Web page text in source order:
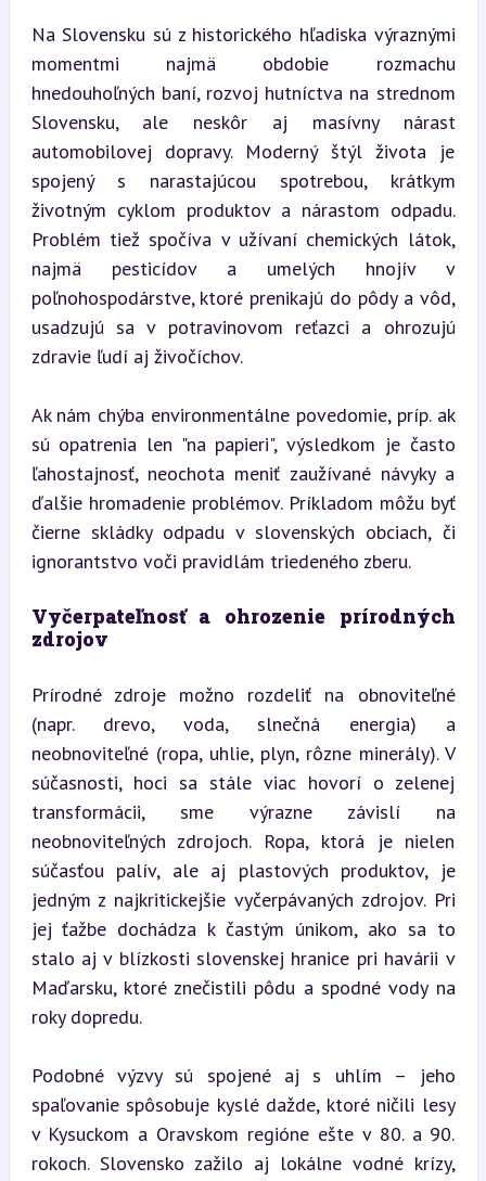
Na Slovensku sú z historického hľadiska výraznými
momentmi najmä obdobie rozmachu
hnedouhoľných baní, rozvoj hutníctva na strednom
Slovensku, ale neskôr aj masívny nárast
automobilovej dopravy. Moderný štýl života je
spojený s narastajúcou spotrebou, krátkym
životným cyklom produktov a nárastom odpadu.
Problém tiež spočíva v užívaní chemických látok,
najmä pesticídov a umelých hnojív v
poľnohospodárstve, ktoré prenikajú do pôdy a vôd,
usadzujú sa v potravinovom reťazci a ohrozujú
zdravie ľudí aj živočíchov.
Ak nám chýba environmentálne povedomie, príp. ak
sú opatrenia len "na papieri", výsledkom je často
ľahostajnosť, neochota meniť zaužívané návyky a
ďalšie hromadenie problémov. Príkladom môžu byť
čierne skládky odpadu v slovenských obciach, či
ignorantstvo voči pravidlám triedeného zberu.
Vyčerpateľnosť a ohrozenie prírodných
zdrojov
Prírodné zdroje možno rozdeliť na obnoviteľné
(napr. drevo, voda, slnečná energia) a
neobnoviteľné (ropa, uhlie, plyn, rôzne minerály). V
súčasnosti, hoci sa stále viac hovorí o zelenej
transformácii, sme výrazne závislí na
neobnoviteľných zdrojoch. Ropa, ktorá je nielen
súčasťou palív, ale aj plastových produktov, je
jedným z najkritickejšie vyčerpávaných zdrojov. Pri
jej ťažbe dochádza k častým únikom, ako sa to
stalo aj v blízkosti slovenskej hranice pri havárii v
Maďarsku, ktoré znečistili pôdu a spodné vody na
roky dopredu.
Podobné výzvy sú spojené aj s uhlím – jeho
spaľovanie spôsobuje kyslé dažde, ktoré ničili lesy
v Kysuckom a Oravskom regióne ešte v 80. a 90.
rokoch. Slovensko zažilo aj lokálne vodné krízy,